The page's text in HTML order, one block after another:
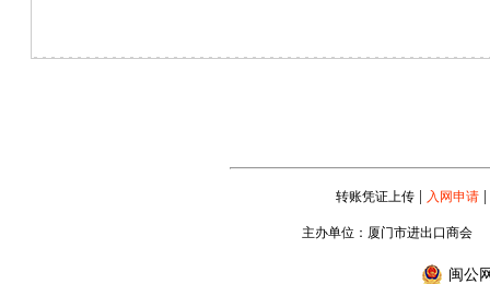
转账凭证上传| 入网申请|
主办单位：厦门市进出口商
闽公